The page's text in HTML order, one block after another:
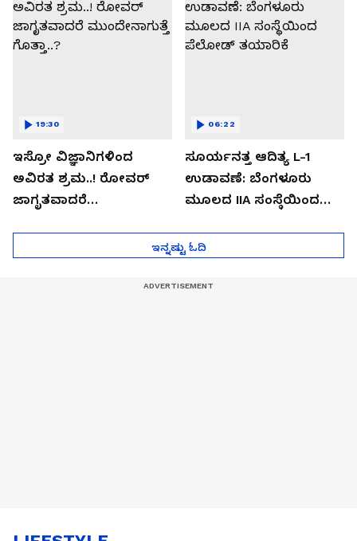
ಇಸ್ರೋ ವಿಜ್ಞಾನಿಗಳಿಂದ
ಅವಿರತ ಶ್ರಮ..! ರೋವರ್
ಜಾಗೃತವಾದರೆ
19:30
ಸೂರ್ಯನತ್ತ ಆದಿತ್ಯ L-1
ಉಡಾವಣೆ: ಬೆಂಗಳೂರು
ಮೂಲದ IIA ಸಂಸ್ಥೆಯಿಂದ
06:22
ಇನ್ನಷ್ಟು ಓದಿ